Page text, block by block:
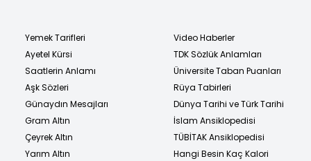
Yemek Tarifleri
Ayetel Kürsi
Saatlerin Anlamı
Aşk Sözleri
Günaydın Mesajları
Gram Altın
Çeyrek Altın
Yarım Altın
Video Haberler
TDK Sözlük Anlamları
Üniversite Taban Puanları
Rüya Tabirleri
Dünya Tarihi ve Türk Tarihi
İslam Ansiklopedisi
TÜBİTAK Ansiklopedisi
Hangi Besin Kaç Kalori